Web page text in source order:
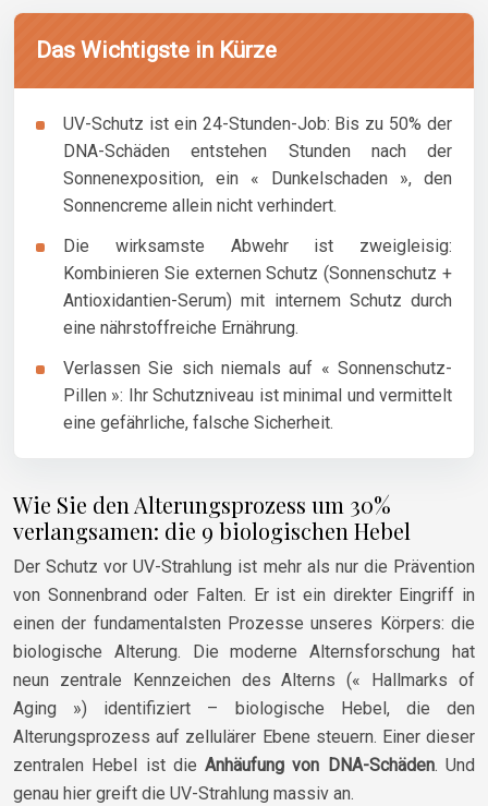
Das Wichtigste in Kürze
UV-Schutz ist ein 24-Stunden-Job: Bis zu 50% der
DNA-Schäden entstehen Stunden nach der
Sonnenexposition, ein « Dunkelschaden », den
Sonnencreme allein nicht verhindert.
Die wirksamste Abwehr ist zweigleisig:
Kombinieren Sie externen Schutz (Sonnenschutz +
Antioxidantien-Serum) mit internem Schutz durch
eine nährstoffreiche Ernährung.
Verlassen Sie sich niemals auf « Sonnenschutz-
Pillen »: Ihr Schutzniveau ist minimal und vermittelt
eine gefährliche, falsche Sicherheit.
Wie Sie den Alterungsprozess um 30%
verlangsamen: die 9 biologischen Hebel
Der Schutz vor UV-Strahlung ist mehr als nur die Prävention
von Sonnenbrand oder Falten. Er ist ein direkter Eingriff in
einen der fundamentalsten Prozesse unseres Körpers: die
biologische Alterung. Die moderne Alternsforschung hat
neun zentrale Kennzeichen des Alterns (« Hallmarks of
Aging ») identifiziert – biologische Hebel, die den
Alterungsprozess auf zellulärer Ebene steuern. Einer dieser
zentralen Hebel ist dieAnhäufung von DNA-Schäden. Und
genau hier greift die UV-Strahlung massiv an.